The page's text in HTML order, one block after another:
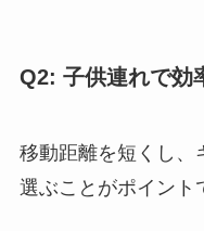
Q2: 子供連れで効
移動距離を短くし、
選ぶことがポイント